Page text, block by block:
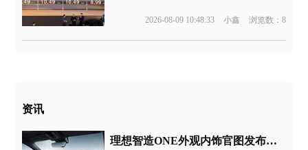
2026-08-09 10:48:33 小鑫 浏览数：8
资讯
理想智造ONE外观内饰官图发布，售价不超40万